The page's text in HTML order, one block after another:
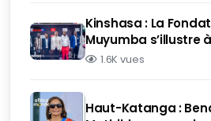
Kinshasa : La
Muyumba s’illustre
1.6K vues
Haut-Katanga :